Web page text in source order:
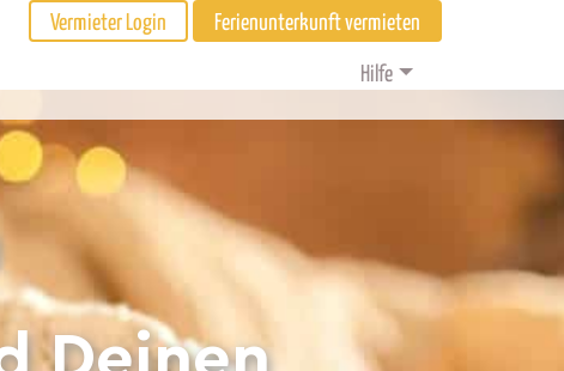
Vermieter Login Ferienunterkunft vermieten
Hilfe